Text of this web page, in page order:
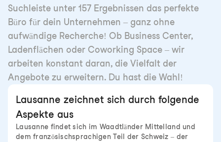
Suchleiste unter 157 Ergebnissen das perfekte
Büro für dein Unternehmen – ganz ohne
aufwändige Recherche! Ob Business Center,
Ladenflächen oder Coworking Space – wir
arbeiten konstant daran, die Vielfalt der
Angebote zu erweitern. Du hast die Wahl!
Lausanne zeichnet sich durch folgende
Aspekte aus
Lausanne findet sich im Waadtländer Mittelland und
dem französischsprachigen Teil der Schweiz – der